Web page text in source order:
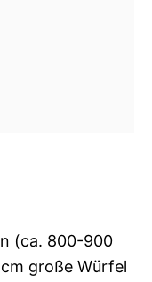
(ca. 800-900
große Würfel